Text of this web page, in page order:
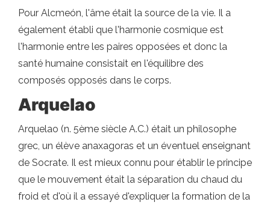
Pour Alcmeón, l'âme était la source de la vie. Il a
également établi que l'harmonie cosmique est
l'harmonie entre les paires opposées et donc la
santé humaine consistait en l'équilibre des
composés opposés dans le corps.
Arquelao
Arquelao (n. 5ème siècle A.C.) était un philosophe
grec, un élève anaxagoras et un éventuel enseignant
de Socrate. Il est mieux connu pour établir le principe
que le mouvement était la séparation du chaud du
froid et d'où il a essayé d'expliquer la formation de la